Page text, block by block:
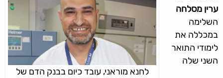
לחנא מוראני, עובד כיום בבנק הדם של
ערין מסלחה
השלימה
במכללה את
לימודי התואר
השני שלה